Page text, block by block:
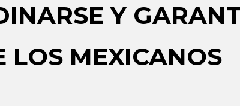
Y
LOS MEXICANOS